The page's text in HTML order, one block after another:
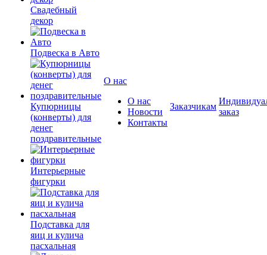
Свадебный
декор
Подвеска в Авто
Купюрницы
(конверты) для
денег
поздравительные
Интерьерные
фигурки
Подставка для
яиц и кулича
пасхальная
О нас
О нас
Новости
Контакты
Заказчикам
заказ